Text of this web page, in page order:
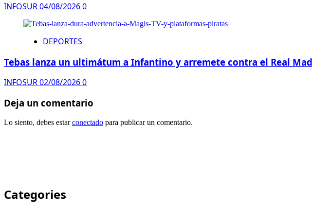
INFOSUR04/08/20260
DEPORTES
Tebas lanza un ultimátum a Infantino y arremete contra el Real
INFOSUR02/08/20260
Deja un comentario
Lo siento, debes estarconectado para publicar un comentario.
Categories